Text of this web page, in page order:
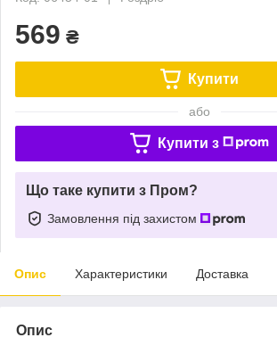
569 ₴
Купити
або
Купити з
Що таке купити з Пром?
Замовлення під захистом
Опис Характеристики Доставка
Опис